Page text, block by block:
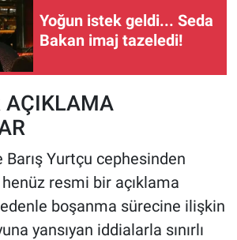
Yoğun istek geldi... Seda
Bakan imaj tazeledi!
AÇIKLAMA
Barış Yurtçu cephesinden
resmi bir açıklama
boşanma sürecine ilişkin
yansıyan iddialarla sınırlı